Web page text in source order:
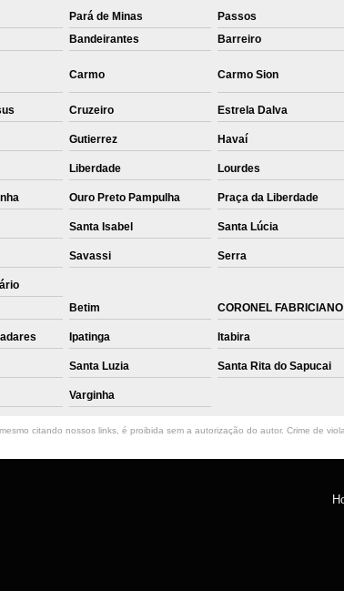
Sublimação de Camisetas
Sublimação de Estampa em
Sublimação em Camisetas de
Sublimação em Tecido
Sublimação para Camisetas
Pará de Minas Passos
Bandeirantes Barreiro
Carmo Carmo Sion
Cruzeiro Estrela Dalva
Gutierrez Havaí
Liberdade Lourdes
Ouro Preto Pampulha Praça da Liberdade
Santa Isabel Santa Lúcia
Savassi Serra
Betim CORONEL FABRICIANO
Ipatinga Itabira
Santa Luzia Santa Rita do Sapucai
Varginha
citando nossos links, é proibida sem a autorização do autor. Crime de